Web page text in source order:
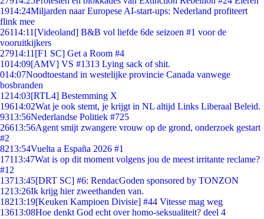
1914:24Miljarden naar Europese AI-start-ups: Nederland profiteert
flink mee
26114:11 [Videoland] B&B vol liefde 6de seizoen #1 voor de
vooruitkijkers
27914:11 [F1 SC] Get a Room #4
1014:09[AMV] VS #1313 Lying sack of shit.
014:07Noodtoestand in westelijke provincie Canada vanwege
bosbranden
1214:03[RTL4] Bestemming X
19614:02Wat je ook stemt, je krijgt in NL altijd Links Liberaal Beleid.
9313:56Nederlandse Politiek #725
26613:56Agent smijt zwangere vrouw op de grond, onderzoek gestart
#2
8213:54Vuelta a España 2026 #1
17113:47Wat is op dit moment volgens jou de meest irritante reclame?
#12
13713:45[DRT SC] #6: RendacGoden sponsored by TONZON
1213:26Ik krijg hier zweethanden van.
18213:19[Keuken Kampioen Divisie] #44 Vitesse mag weg
13613:08Hoe denkt God echt over homo-seksualiteit? deel 4